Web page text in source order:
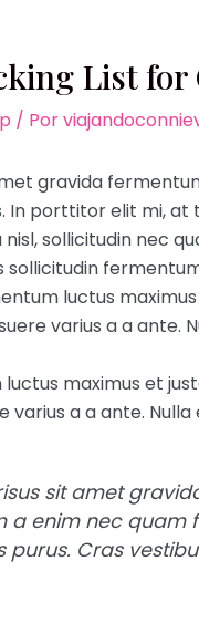
List for
/ Por
gravida
In porttitor elit mi,
sollicitudin nec
luctus
varius a a ante.
maximus et
varius a a ante.
sit amet
a enim nec
purus. Cras